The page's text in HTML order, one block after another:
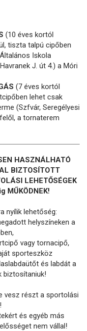
(10 éves kortól
tiszta talpú cipőben
Iskola
J. út 4.) a Móri
(7 éves kortól
lehet csak
(Szfvár, Seregélyesi
a tornaterem
HASZNÁLHATÓ
BIZTOSÍTOTT
LEHETŐSÉGEK
MŰKÖDNEK!
nyílik lehetőség:
helyszíneken a
vagy tornacipő,
sporteszköz
és labdát a
biztosítaniuk!
vesz részt a sportolási
és egyéb más
nem vállal!